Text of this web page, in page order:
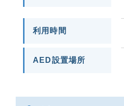
利用時間
AED設置場所